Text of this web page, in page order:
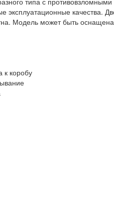
эксплуатационные качества.
Модель может быть оснащена
к коробу